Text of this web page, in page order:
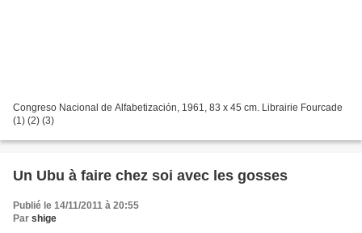
Congreso Nacional de Alfabetización, 1961, 83 x 45 cm. Librairie Fourcade
(1) (2) (3)
Un Ubu à faire chez soi avec les gosses
Publié le 14/11/2011 à 20:55
Par shige